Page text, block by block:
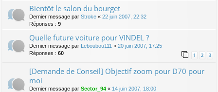
Bientôt le salon du bourget
Dernier message par Stroke « 22 juin 2007, 22:32
Réponses : 9
Quelle future voiture pour VINDEL ?
Dernier message par Leboubou111 « 20 juin 2007, 17:25
Réponses : 60 1 2 3
[Demande de Conseil] Objectif zoom pour D70 pour
moi
Dernier message par Sector_94 « 14 juin 2007, 18:00